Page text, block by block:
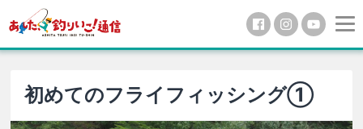
初めてのフライフィッシング①